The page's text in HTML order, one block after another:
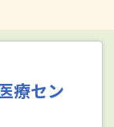
療セン